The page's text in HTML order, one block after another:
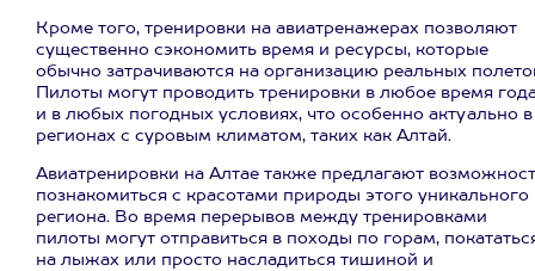
Кроме того, тренировки на авиатренажерах позволяют
существенно сэкономить время и ресурсы, которые
обычно затрачиваются на организацию реальных
Пилоты могут проводить тренировки в любое время
и в любых погодных условиях, что особенно актуально в
регионах с суровым климатом, таких как Алтай.
Авиатренировки на Алтае также предлагают
познакомиться с красотами природы этого уникального
региона. Во время перерывов между тренировками
пилоты могут отправиться в походы по горам,
на лыжах или просто насладиться тишиной и